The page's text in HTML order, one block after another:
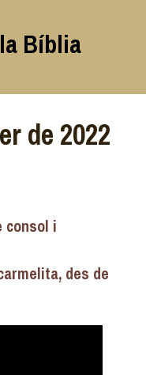
Bíblia
de 2022
consol i
des de